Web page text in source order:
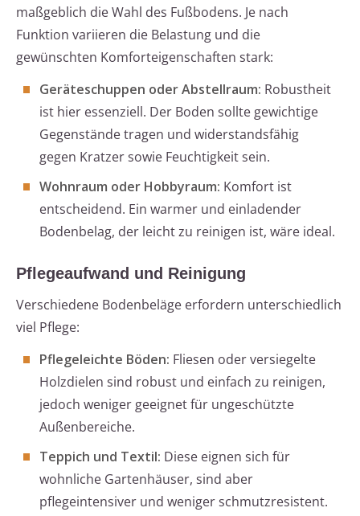
maßgeblich die Wahl des Fußbodens. Je nach
Funktion variieren die Belastung und die
gewünschten Komforteigenschaften stark:
Geräteschuppen oder Abstellraum: Robustheit
ist hier essenziell. Der Boden sollte gewichtige
Gegenstände tragen und widerstandsfähig
gegen Kratzer sowie Feuchtigkeit sein.
Wohnraum oder Hobbyraum: Komfort ist
entscheidend. Ein warmer und einladender
Bodenbelag, der leicht zu reinigen ist, wäre ideal.
Pflegeaufwand und Reinigung
Verschiedene Bodenbeläge erfordern unterschiedlich
viel Pflege:
Pflegeleichte Böden: Fliesen oder versiegelte
Holzdielen sind robust und einfach zu reinigen,
jedoch weniger geeignet für ungeschützte
Außenbereiche.
Teppich und Textil: Diese eignen sich für
wohnliche Gartenhäuser, sind aber
pflegeintensiver und weniger schmutzresistent.